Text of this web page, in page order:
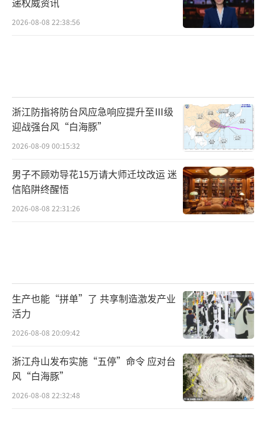
2026-08-08 22:38:56
浙江防指将防台风应急响应提升至Ⅲ级
迎战强台风“白海豚”
2026-08-09 00:15:32
男子不顾劝导花15万请大师迁坟改运 迷
信陷阱终醒悟
2026-08-08 22:31:26
生产也能“拼单”了 共享制造激发产业
活力
2026-08-08 20:09:42
浙江舟山发布实施“五停”命令 应对台
风“白海豚”
2026-08-08 22:32:48